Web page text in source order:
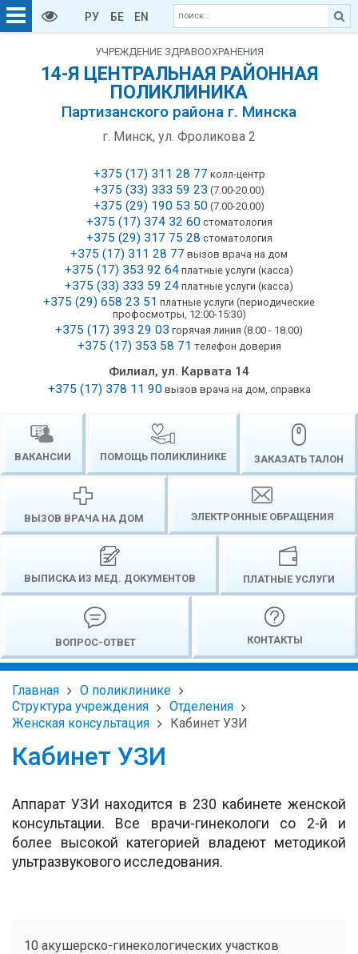
УЧРЕЖДЕНИЕ ЗДРАВООХРАНЕНИЯ
14-Я ЦЕНТРАЛЬНАЯ РАЙОННАЯ
ПОЛИКЛИНИКА
Партизанского района г. Минска
г. Минск, ул. Фроликова 2
+375 (17) 311 28 77 колл-центр
+375 (33) 333 59 23 (7.00-20.00)
+375 (29) 190 53 50 (7.00-20.00)
+375 (17) 374 32 60стоматология
+375 (29) 317 75 28 стоматология
+375 (17) 311 28 77 вызов врача на дом
+375 (17) 353 92 64 платные услуги (касса)
+375 (33) 333 59 24 платные услуги (касса)
+375 (29) 658 23 51 платные услуги (периодические
профосмотры, 12:00-15:30)
+375 (17) 393 29 03 горячая линия (8.00 - 18.00)
+375 (17) 353 58 71 телефон доверия
Филиал, ул. Карвата 14
+375 (17) 378 11 90вызов врача на дом, справка
РУ БЕ EN
ВАКАНСИИ ПОМОЩЬ ПОЛИКЛИНИКЕ ЗАКАЗАТЬ ТАЛОН
ВЫЗОВ ВРАЧА НА ДОМ ЭЛЕКТРОННЫЕ ОБРАЩЕНИЯ
ВЫПИСКА ИЗ МЕД. ДОКУМЕНТОВ ПЛАТНЫЕ УСЛУГИ
ВОПРОС-ОТВЕТ КОНТАКТЫ
Главная
О поликлинике
Структура учреждения
Отделения
Женская консультация
Кабинет УЗИ
Кабинет УЗИ
Аппарат УЗИ находится в 230 кабинете женской
консультации. Все врачи-гинекологи со 2-й и
более высокой категорией владеют методикой
ультразвукового исследования.
10 акушерско-гинекологических участков